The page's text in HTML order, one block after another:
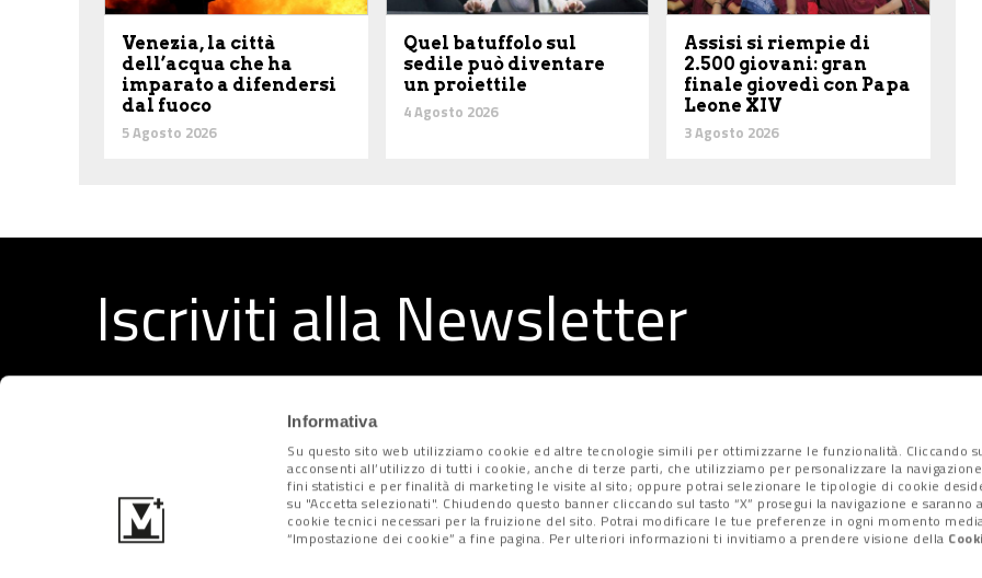
Informativa
Su questo sito web utilizziamo cookie ed altre tecnologie simili per ottimizzarne le funzionalità. Cliccando su
acconsenti all’utilizzo di tutti i cookie, anche di terze parti, che utilizziamo per personalizzare la
fini statistici e per finalità di marketing le visite al sito; oppure potrai selezionare le tipologie di cookie
su "Accetta selezionati". Chiudendo questo banner cliccando sul tasto “X” prosegui la navigazione e saranno
cookie tecnici necessari per la fruizione del sito. Potrai modificare le tue preferenze in ogni momento
“Impostazione dei cookie” a fine pagina. Per ulteriori informazioni ti invitiamo a prendere visione della
Venezia, la città
dell’acqua che ha
imparato a difendersi
dal fuoco
5 Agosto 2026
Quel batuffolo sul
sedile può diventare
un proiettile
4 Agosto 2026
Assisi si riempie di
2.500 giovani: gran
finale giovedì con Papa
Leone XIV
3 Agosto 2026
Iscriviti alla Newsletter
Metropolitano Privacy